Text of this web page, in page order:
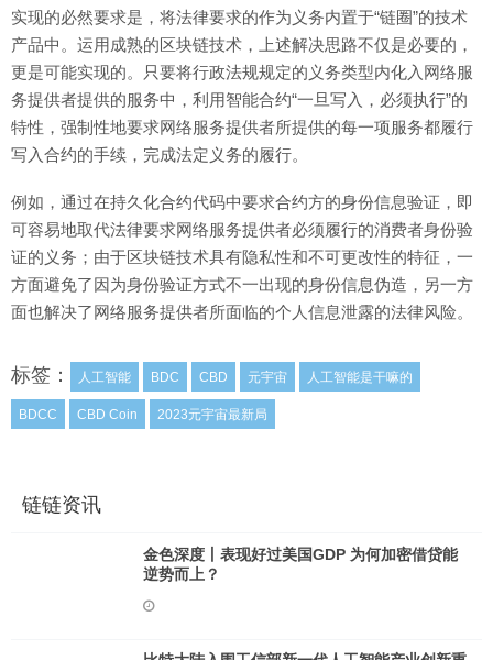
实现的必然要求是，将法律要求的作为义务内置于“链圈”的技术
产品中。运用成熟的区块链技术，上述解决思路不仅是必要的，
更是可能实现的。只要将行政法规规定的义务类型内化入网络服
务提供者提供的服务中，利用智能合约“一旦写入，必须执行”的
特性，强制性地要求网络服务提供者所提供的每一项服务都履行
写入合约的手续，完成法定义务的履行。
例如，通过在持久化合约代码中要求合约方的身份信息验证，即
可容易地取代法律要求网络服务提供者必须履行的消费者身份验
证的义务；由于区块链技术具有隐私性和不可更改性的特征，一
方面避免了因为身份验证方式不一出现的身份信息伪造，另一方
面也解决了网络服务提供者所面临的个人信息泄露的法律风险。
标签： 人工智能 BDC CBD 元宇宙 人工智能是干嘛的
BDCC CBD Coin 2023元宇宙最新局
链链资讯
金色深度丨表现好过美国GDP 为何加密借贷能
逆势而上？